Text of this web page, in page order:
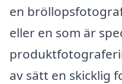
en
eller en som är
av sätt en skicklig